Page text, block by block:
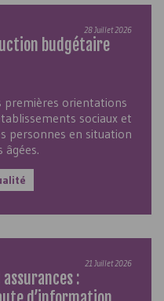
28 Juillet 2026
budgétaire
premières orientations
sociaux et
personnes en situation
âgées.
21 Juillet 2026
: